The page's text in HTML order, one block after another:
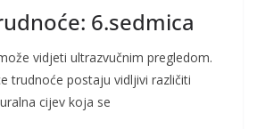
6.sedmica
vidjeti ultrazvučnim pregledom.
trudnoće postaju vidljivi različiti
cijev koja se